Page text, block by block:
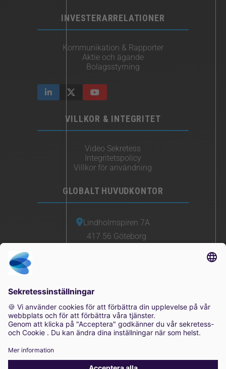
INVESTERARRELATIONER
Kommunikation & Rapporter
Aktie och ägande
Bolagsstyrning
VILLKOR & INTEGRITET
Video Sekretess
Integritetspolicy
Villkor för användning
GLOBALT HUVUDKONTOR
Lindholmspiren 7A
417 56 Göteborg
© 2025 Irisity AB. Alla rättigheter förbehållna.